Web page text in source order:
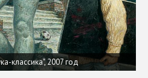
классика", 2007 год